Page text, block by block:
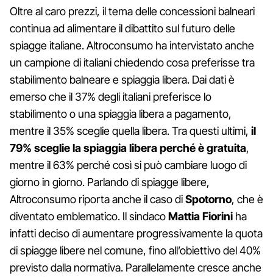
Oltre al caro prezzi, il tema delle concessioni balneari
continua ad alimentare il dibattito sul futuro delle
spiagge italiane. Altroconsumo ha intervistato anche
un campione di italiani chiedendo cosa preferisse tra
stabilimento balneare e spiaggia libera. Dai dati è
emerso che il 37% degli italiani preferisce lo
stabilimento o una spiaggia libera a pagamento,
mentre il 35% sceglie quella libera. Tra questi ultimi, il
79% sceglie la spiaggia libera perché è gratuita,
mentre il 63% perché così si può cambiare luogo di
giorno in giorno. Parlando di spiagge libere,
Altroconsumo riporta anche il caso diSpotorno, che è
diventato emblematico. Il sindacoMattia Fiorini ha
infatti deciso di aumentare progressivamente la quota
di spiagge libere nel comune, fino all’obiettivo del 40%
previsto dalla normativa. Parallelamente cresce anche